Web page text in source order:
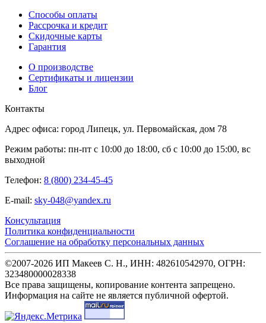
Способы оплаты
Рассрочка и кредит
Скидочные карты
Гарантия
О производстве
Сертификаты и лицензии
Блог
Контакты
Адрес офиса: город Липецк, ул. Первомайская, дом 78
Режим работы: пн-пт с 10:00 до 18:00, сб с 10:00 до 15:00, вс
выходной
Телефон: 8 (800) 234-45-45
E-mail: sky-048@yandex.ru
Консультация
Политика конфиденциальности
Соглашение на обработку персональных данных
©2007-2026 ИП Макеев С. Н., ИНН: 482610542970, ОГРН:
323480000028338
Все права защищены, копирование контента запрещено.
Информация на сайте не является публичной офертой.